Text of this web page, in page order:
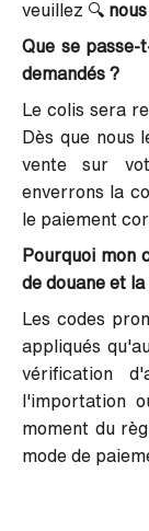
veuillez 🔍
Que se
demandés ?
Le colis sera
Dès que nous
vente sur
enverrons la
le paiement
Pourquoi mon
de douane et la
Les codes
appliqués
vérification
l'importation
moment du
mode de